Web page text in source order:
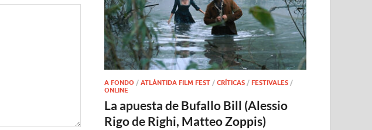
A FONDO /ATLÁNTIDA FILM FEST /CRÍTICAS /FESTIVALES /
ONLINE
La apuesta de Bufallo Bill (Alessio
Rigo de Righi, Matteo Zoppis)